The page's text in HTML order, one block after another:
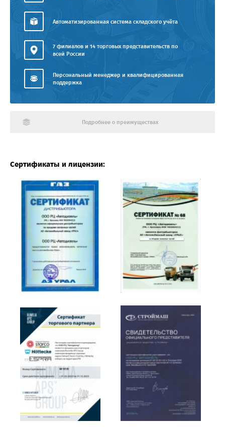
Автоматизированная система складского учёта
7 филиалов и 14 торговых представительств по
всей России
Персональный менеджер и квалифицированная
поддержка
Подробнее о преимуществах
Сертификаты и лицензии: